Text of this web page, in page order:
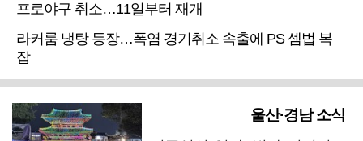
프로야구 취소…11일부터 재개
라커룸 냉탕 등장…폭염 경기취소 속출에 PS 셈법 복
잡
울산·경남 소식